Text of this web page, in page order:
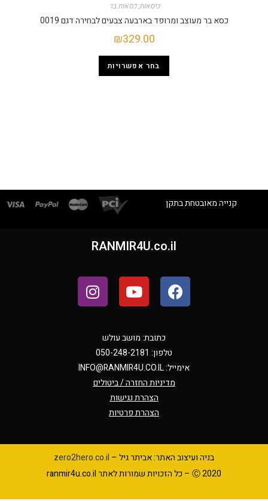
כיסאות,כסאות בר
כסא בר מעוצב ומרופד בארבעה צבעים לבחירה דגם 0019
₪329.00
בחר אפשרויות
קנייה מאובטחת בתקן
RANMIR4U.co.il
כתובת: מושב עולש
טלפון: 050-248-2181
אימייל:INFO@RANMIR4U.CO.IL
מדיניות החזרה / ביטולים
הצהרת נגישות
הצהרת פרטיות
בניה ועיצוב האתר: אביתר גיל – zero2hero.co.il
Ⓒ 2020 – כל הזכויות שמורות לאתר ranmir4u.co.il